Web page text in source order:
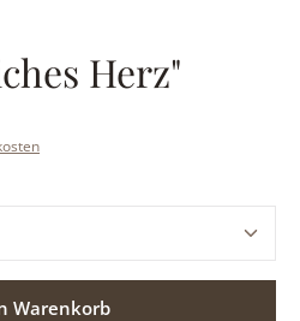
Herz"
gewünschten Wert ein
Warenkorb